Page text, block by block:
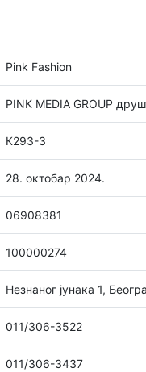
Pink Fashion
PINK MEDIA GROUP
К293-3
28. октобар 2024.
06908381
100000274
Незнаног јунака 1,
011/306-3522
011/306-3437